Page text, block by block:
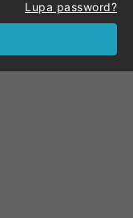
Lupa password?